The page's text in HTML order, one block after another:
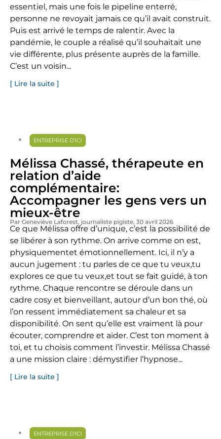
essentiel, mais une fois le pipeline enterré,
personne ne revoyait jamais ce qu’il avait construit.
Puis est arrivé le temps de ralentir. Avec la
pandémie, le couple a réalisé qu’il souhaitait une
vie différente, plus présente auprès de la famille.
C’est un voisin...
[ Lire la suite ]
ENTREPRISE D’ICI
Mélissa Chassé, thérapeute en
relation d’aide
complémentaire:
Accompagner les gens vers un
mieux-être
Par Geneviève Laforest, journaliste pigiste, 30 avril 2026
Ce que Mélissa offre d’unique, c’est la possibilité de
se libérer à son rythme. On arrive comme on est,
physiquementet émotionnellement. Ici, il n’y a
aucun jugement : tu parles de ce que tu veux,tu
explores ce que tu veux,et tout se fait guidé, à ton
rythme. Chaque rencontre se déroule dans un
cadre cosy et bienveillant, autour d’un bon thé, où
l’on ressent immédiatement sa chaleur et sa
disponibilité. On sent qu’elle est vraiment là pour
écouter, comprendre et aider. C’est ton moment à
toi, et tu choisis comment l’investir. Mélissa Chassé
a une mission claire : démystifier l’hypnose...
[ Lire la suite ]
ENTREPRISE D’ICI